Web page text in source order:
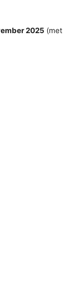
2025 (met